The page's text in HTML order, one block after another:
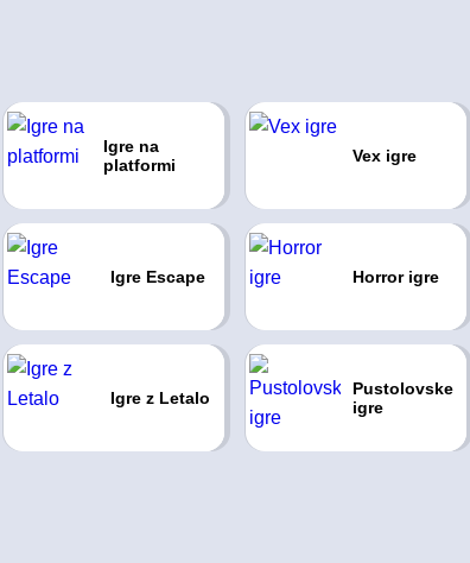
Igre na
platformi
Vex igre
Igre Escape Horror igre
Igre z Letalo
Pustolovske
igre